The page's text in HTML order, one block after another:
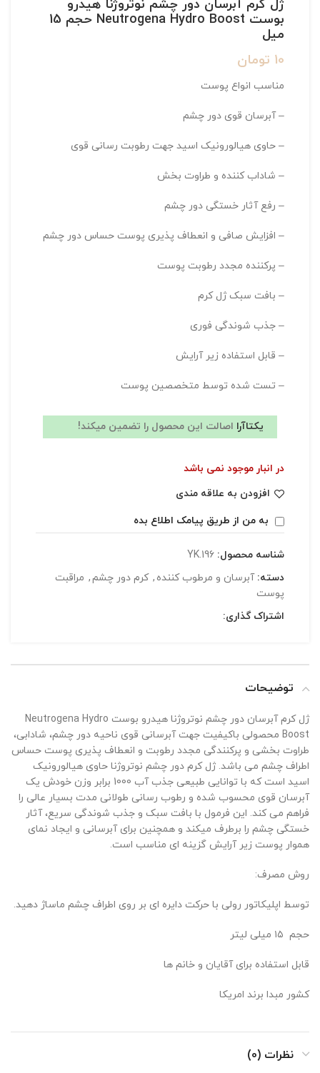
ژل کرم آبرسان دور چشم نوتروژنا هیدرو
بوست Neutrogena Hydro Boost حجم 15
میل
10 تومان
مناسب انواع پوست
– آبرسان قوی دور چشم
– حاوی هیالورونیک اسید جهت رطوبت رسانی قوی
– شاداب کننده و طراوت بخش
– رفع آثار خستگی دور چشم
– افزایش صافی و انعطاف پذیری پوست حساس دور چشم
– پرکننده مجدد رطوبت پوست
– بافت سبک ژل کرم
– جذب شوندگی فوری
– قابل استفاده زیر آرایش
– تست شده توسط متخصصین پوست
یکتاآرا اصالت این محصول را تضمین میکند!
در انبار موجود نمی باشد
افزودن به علاقه مندی
به من از طریق پیامک اطلاع بده
شناسه محصول: YK.196
دسته: آبرسان و مرطوب کننده , کرم دور چشم, مراقبت
پوست
اشتراک گذاری:
توضیحات
ژل کرم آبرسان دور چشم نوتروژنا هیدرو بوست Neutrogena Hydro
Boost محصولی باکیفیت جهت آبرسانی قوی ناحیه دور چشم، شادابی،
طراوت بخشی و پرکنندگی مجدد رطوبت و انعطاف پذیری پوست حساس
اطراف چشم می باشد. ژل کرم دور چشم نوتروژنا حاوی هیالورونیک
اسید است که با توانایی طبیعی جذب آب 1000 برابر وزن خودش یک
آبرسان قوی محسوب شده و رطوب رسانی طولانی مدت بسیار عالی را
فراهم می کند. این فرمول با بافت سبک و جذب شوندگی سریع، آثار
خستگی چشم را برطرف میکند و همچنین برای آبرسانی و ایجاد نمای
هموار پوست زیر آرایش گزینه ای مناسب است.
روش مصرف:
توسط اپلیکاتور رولی با حرکت دایره ای بر روی اطراف چشم ماساژ دهید.
حجم ۱۵ میلی لیتر
قابل استفاده برای آقایان و خانم ها
کشور مبدا برند امریکا
نظرات (0)